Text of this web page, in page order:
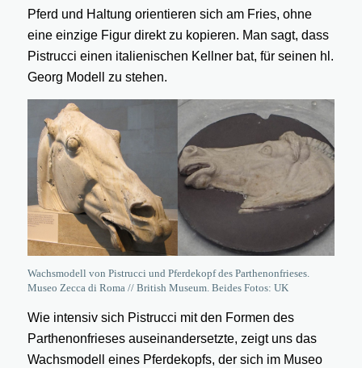
Pferd und Haltung orientieren sich am Fries, ohne
eine einzige Figur direkt zu kopieren. Man sagt, dass
Pistrucci einen italienischen Kellner bat, für seinen hl.
Georg Modell zu stehen.
Wachsmodell von Pistrucci und Pferdekopf des Parthenonfrieses.
Museo Zecca di Roma // British Museum. Beides Fotos: UK
Wie intensiv sich Pistrucci mit den Formen des
Parthenonfrieses auseinandersetzte, zeigt uns das
Wachsmodell eines Pferdekopfs, der sich im Museo